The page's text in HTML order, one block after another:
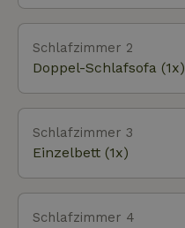
Wäldchen mit einem
Puppentheater von
Im Wäldchen baue ich
Theaterhäuschen, an
Fresko gemalt habe
Aufenthalts dürfen
Hütte im Wäldchen
Wetter drinnen auf dem
Schlafzimmer 2
Doppel-Schlafsofa (1x)
Schlafzimmer 3
Einzelbett (1x)
Schlafzimmer 4